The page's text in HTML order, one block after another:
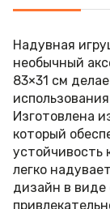
Надувная
необычный
83×31 см
Изготовлена
который
устойчивость
легко
дизайн в виде